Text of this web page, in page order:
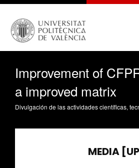
Improvement of
a improved matrix